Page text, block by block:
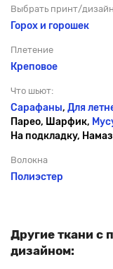
Выбрать принт/дизайн
Горох и горошек
Плетение
Креповое
Что шьют:
Сарафаны, Для
Парео, Шарфик,
На подкладку,
Волокна
Полиэстер
Другие ткани с
дизайном: